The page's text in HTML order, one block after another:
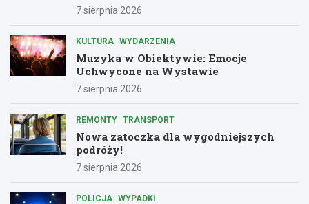
7 sierpnia 2026
KULTURA WYDARZENIA
Muzyka w Obiektywie: Emocje
Uchwycone na Wystawie
7 sierpnia 2026
REMONTY TRANSPORT
Nowa zatoczka dla wygodniejszych
podróży!
7 sierpnia 2026
POLICJA WYPADKI